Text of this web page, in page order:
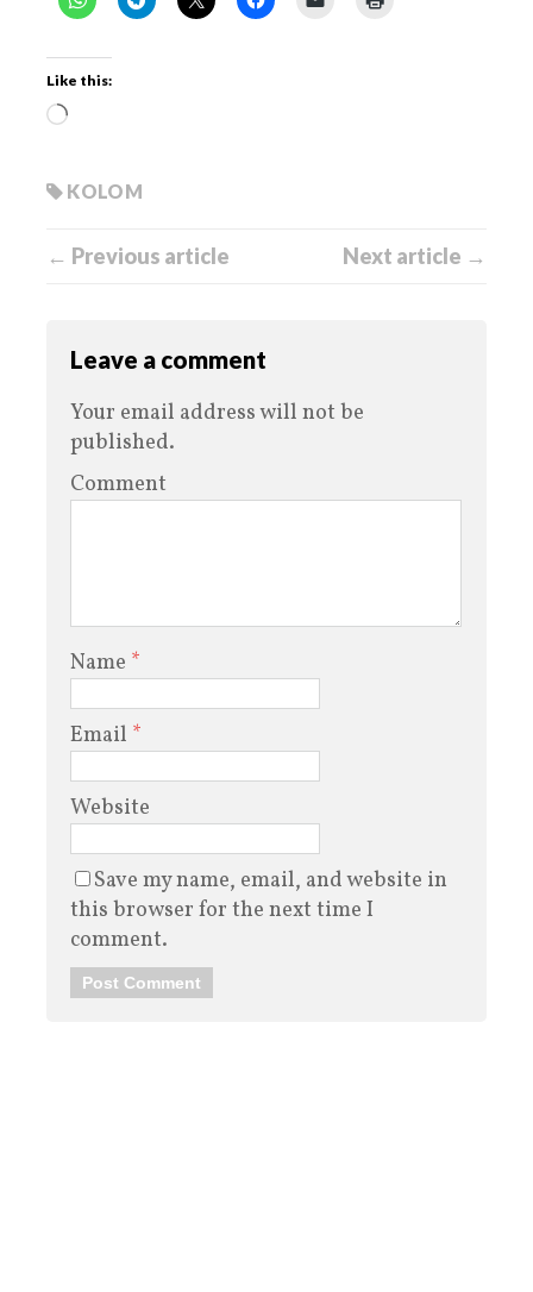
Like this:
KOLOM
← Previous article Next article →
Leave a comment
Your email address will not be
published.
Comment
Name *
Email *
Website
Save my name, email, and website in
this browser for the next time I
comment.